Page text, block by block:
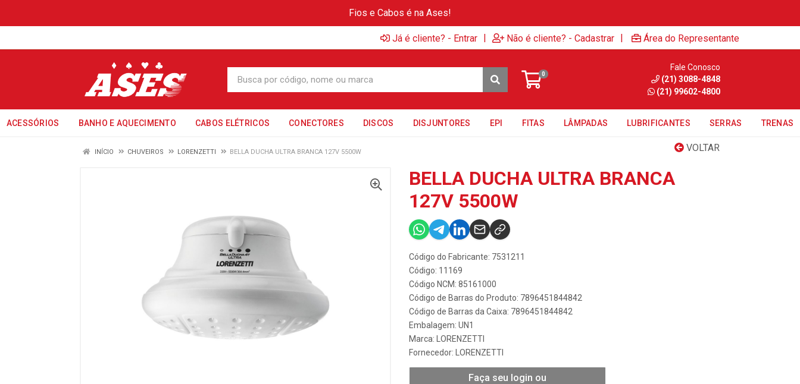
Fios e Cabos é na Ases!
Já é cliente? - Entrar | Não é cliente? - Cadastrar | Área do Representante
0
Fale Conosco
(21) 3088-4848
(21) 99602-4800
ACESSÓRIOS BANHO E AQUECIMENTO CABOS ELÉTRICOS CONECTORES DISCOS DISJUNTORES EPI FITAS LÂMPADAS LUBRIFICANTES SERRAS TRENAS
VOLTAR
INÍCIO CHUVEIROS LORENZETTI BELLA DUCHA ULTRA BRANCA 127V 5500W
BELLA DUCHA ULTRA BRANCA
127V 5500W
Código do Fabricante: 7531211
Código: 11169
Código NCM: 85161000
Código de Barras do Produto: 7896451844842
Código de Barras da Caixa: 7896451844842
Embalagem: UN1
Marca:
LORENZETTI
Fornecedor:
LORENZETTI
Faça seu login ou